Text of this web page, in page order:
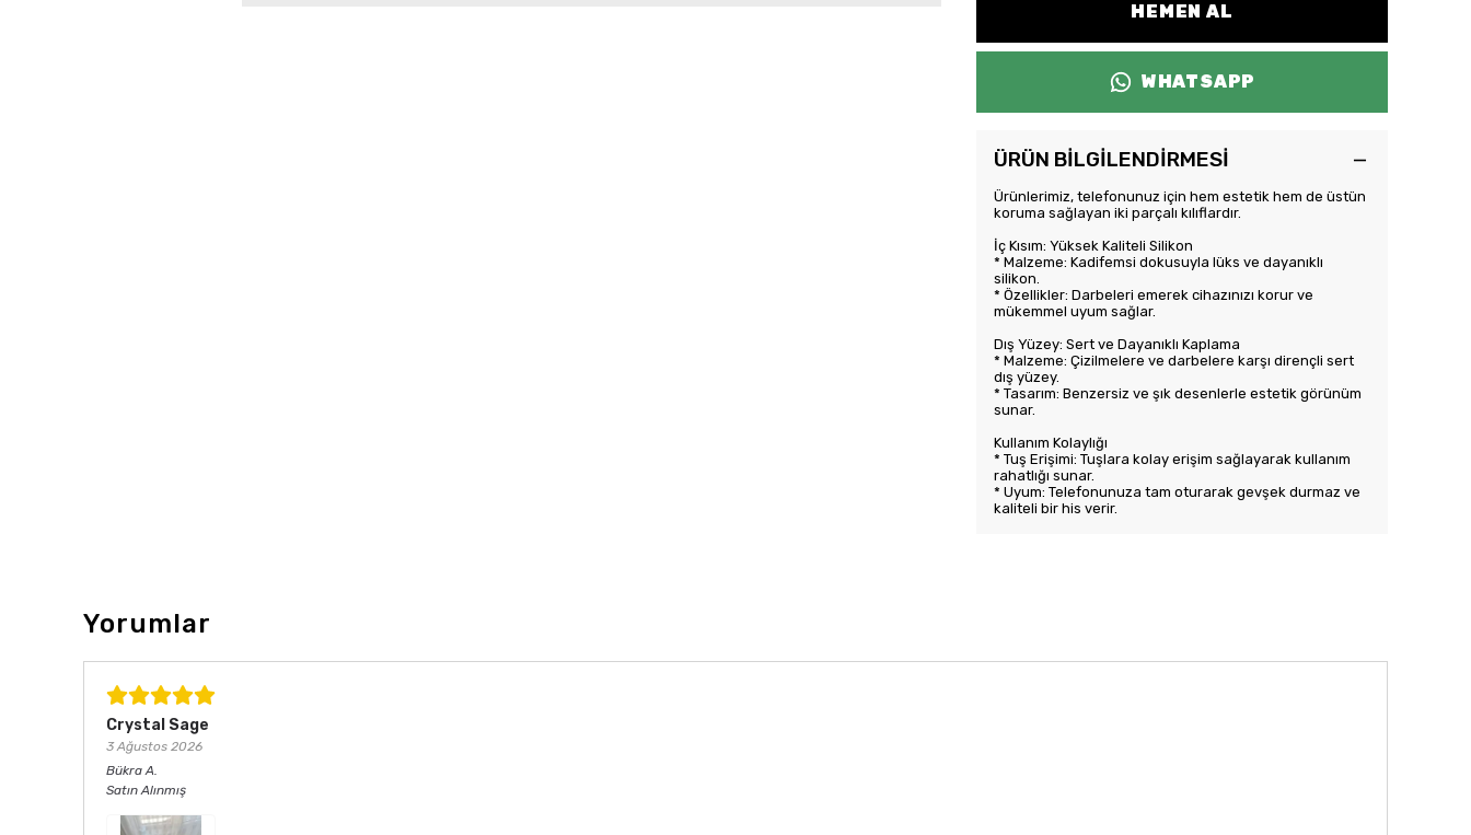
HEMEN AL
WHATSAPP
ÜRÜN BİLGİLENDİRMESİ
Ürünlerimiz, telefonunuz için hem estetik hem de üstün
koruma sağlayan iki parçalı kılıflardır.
İç Kısım: Yüksek Kaliteli Silikon
* Malzeme: Kadifemsi dokusuyla lüks ve dayanıklı
silikon.
* Özellikler: Darbeleri emerek cihazınızı korur ve
mükemmel uyum sağlar.
Dış Yüzey: Sert ve Dayanıklı Kaplama
* Malzeme: Çizilmelere ve darbelere karşı dirençli sert
dış yüzey.
* Tasarım: Benzersiz ve şık desenlerle estetik görünüm
sunar.
Kullanım Kolaylığı
* Tuş Erişimi: Tuşlara kolay erişim sağlayarak kullanım
rahatlığı sunar.
* Uyum: Telefonunuza tam oturarak gevşek durmaz ve
kaliteli bir his verir.
Yorumlar
Crystal Sage
3 Ağustos 2026
Bükra A.
Satın Alınmış